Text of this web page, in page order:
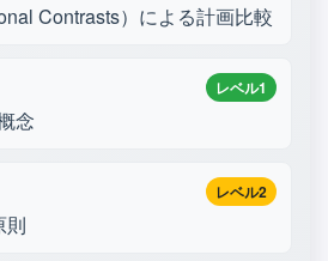
Contrasts）による計画比較
レベル1
念
レベル2
則